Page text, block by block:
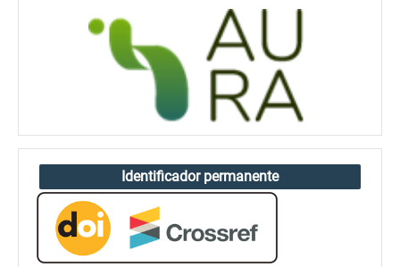
Identificador permanente